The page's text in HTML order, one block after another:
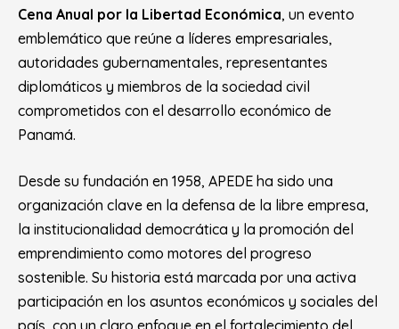
Cena Anual por la Libertad Económica, un evento
emblemático que reúne a líderes empresariales,
autoridades gubernamentales, representantes
diplomáticos y miembros de la sociedad civil
comprometidos con el desarrollo económico de
Panamá.
Desde su fundación en 1958, APEDE ha sido una
organización clave en la defensa de la libre empresa,
la institucionalidad democrática y la promoción del
emprendimiento como motores del progreso
sostenible. Su historia está marcada por una activa
participación en los asuntos económicos y sociales del
país, con un claro enfoque en el fortalecimiento del